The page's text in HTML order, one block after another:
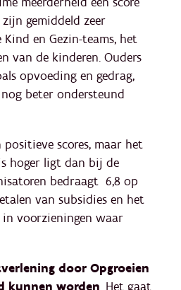
gemiddeld zeer
en Gezin-teams, het
van de kinderen. Ouders
opvoeding en gedrag,
beter ondersteund
scores, maar het
hoger ligt dan bij de
bedraagt ​ 6,8 op
van subsidies en het
in voorzieningen waar
door Opgroeien